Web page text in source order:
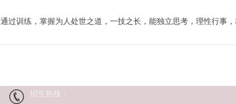
通过训练，掌握为人处世之道，一技之长，能独立思考，理性行事
招生热线：